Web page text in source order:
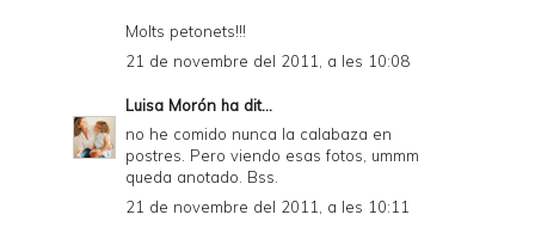
Molts petonets!!!
21 de novembre del 2011, a les 10:08
Luisa Morón ha dit...
no he comido nunca la calabaza en
postres. Pero viendo esas fotos, ummm
queda anotado. Bss.
21 de novembre del 2011, a les 10:11